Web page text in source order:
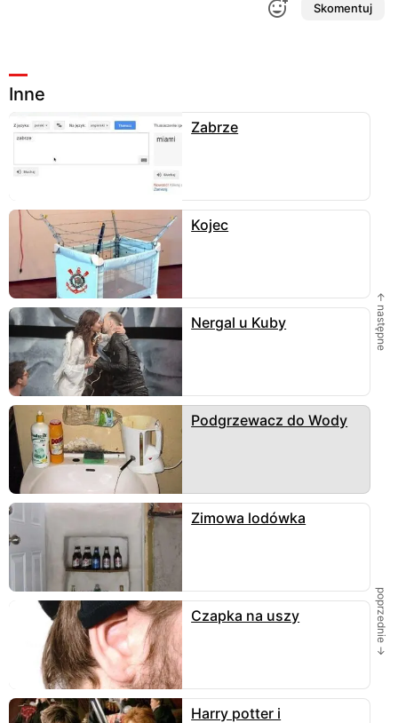
Skomentuj
Inne
Zabrze
Kojec
Nergal u Kuby
Podgrzewacz do Wody
Zimowa lodówka
Czapka na uszy
Harry potter i
← następne
poprzednie →